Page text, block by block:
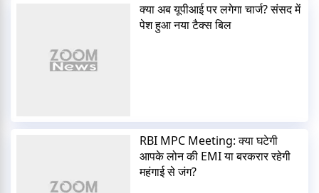
क्या अब यूपीआई पर लगेगा चार्ज? संसद में
पेश हुआ नया टैक्स बिल
RBI MPC Meeting: क्या घटेगी
आपके लोन की EMI या बरकरार रहेगी
महंगाई से जंग?